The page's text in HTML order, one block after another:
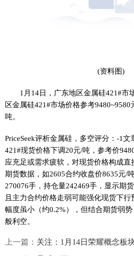
(资料图)
1月14日，广东地区金属硅421#市
区金属硅421#市场价格参考
吨。
PriceSeek评析金属硅，多空评分：-1
421#现货价格下调20元/吨，参考价
应充足或需求疲软，对现货价格构成
期货数据，如2605合约收盘价8635元/
270076手，持仓量242469手，显示期
且主力合约价格走弱可能强化现货下
幅度虽小（约0.2%），但结合期货弱
般利空。
上一篇： 关注：1月14日荣耀概念板